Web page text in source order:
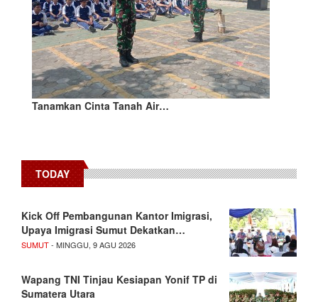
Tanamkan Cinta Tanah Air…
TODAY
Kick Off Pembangunan Kantor Imigrasi,
Upaya Imigrasi Sumut Dekatkan…
SUMUT- MINGGU, 9 AGU 2026
Wapang TNI Tinjau Kesiapan Yonif TP di
Sumatera Utara